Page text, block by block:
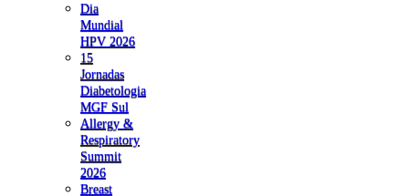
Dia
Mundial
HPV 2026
15
Jornadas
Diabetologia
MGF Sul
Allergy &
Respiratory
Summit
2026
Breast